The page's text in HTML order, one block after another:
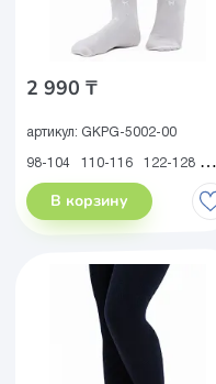
2 990 ₸
артикул: GKPG-5002-00
98-104 110-116 122-128
В корзину